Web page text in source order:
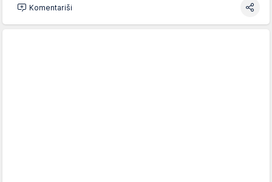
Komentariši